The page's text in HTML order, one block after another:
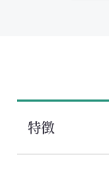
特徴